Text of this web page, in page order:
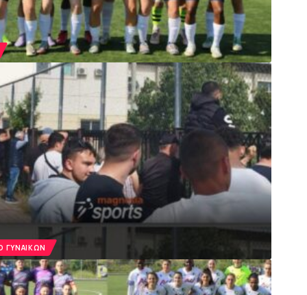
ΓΥΝΑΙΚΏΝ